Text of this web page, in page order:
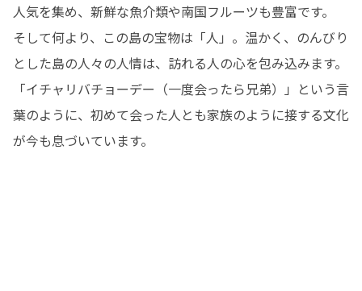
人気を集め、新鮮な魚介類や南国フルーツも豊富です。
そして何より、この島の宝物は「人」。温かく、のんびり
とした島の人々の人情は、訪れる人の心を包み込みます。
「イチャリバチョーデー（一度会ったら兄弟）」という言
葉のように、初めて会った人とも家族のように接する文化
が今も息づいています。